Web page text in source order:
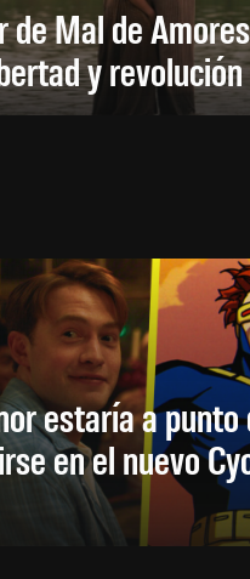
de Mal de
y revolución
estaría a punto
en el nuevo